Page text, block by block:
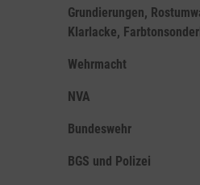
Grundierungen,
Klarlacke,
Wehrmacht
NVA
Bundeswehr
BGS und Polizei